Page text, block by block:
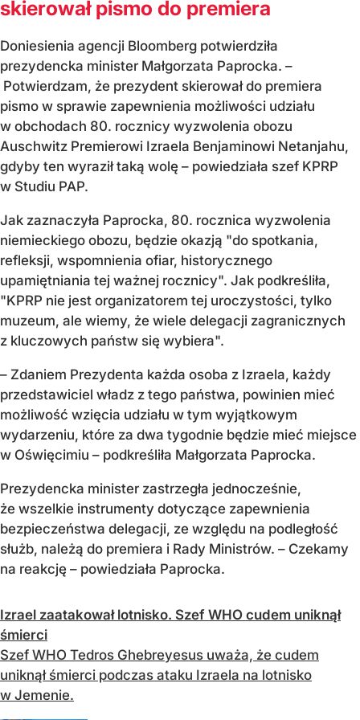
skierował pismo do premiera
Doniesienia agencji Bloomberg potwierdziła
prezydencka minister Małgorzata Paprocka. –
Potwierdzam, że prezydent skierował do premiera
pismo w sprawie zapewnienia możliwości udziału
w obchodach 80. rocznicy wyzwolenia obozu
Auschwitz Premierowi Izraela Benjaminowi Netanjahu,
gdyby ten wyraził taką wolę – powiedziała szef KPRP
w Studiu PAP.
Jak zaznaczyła Paprocka, 80. rocznica wyzwolenia
niemieckiego obozu, będzie okazją "do spotkania,
refleksji, wspomnienia ofiar, historycznego
upamiętniania tej ważnej rocznicy". Jak podkreśliła,
"KPRP nie jest organizatorem tej uroczystości, tylko
muzeum, ale wiemy, że wiele delegacji zagranicznych
z kluczowych państw się wybiera".
– Zdaniem Prezydenta każda osoba z Izraela, każdy
przedstawiciel władz z tego państwa, powinien mieć
możliwość wzięcia udziału w tym wyjątkowym
wydarzeniu, które za dwa tygodnie będzie mieć miejsce
w Oświęcimiu – podkreśliła Małgorzata Paprocka.
Prezydencka minister zastrzegła jednocześnie,
że wszelkie instrumenty dotyczące zapewnienia
bezpieczeństwa delegacji, ze względu na podległość
służb, należą do premiera i Rady Ministrów. – Czekamy
na reakcję – powiedziała Paprocka.
Izrael zaatakował lotnisko. Szef WHO cudem uniknął
śmierci
Szef WHO Tedros Ghebreyesus uważa, że cudem
uniknął śmierci podczas ataku Izraela na lotnisko
w Jemenie.